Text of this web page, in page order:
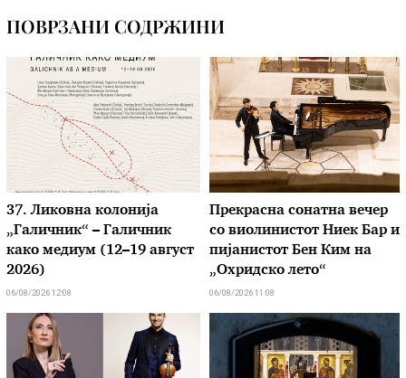
ПОВРЗАНИ СОДРЖИНИ
37. Ликовна колонија
„Галичник“ – Галичник
како медиум (12–19 август
2026)
06/08/2026 12:08
Прекрасна сонатна вечер
со виолинистот Ниек Бар и
пијанистот Бен Ким на
„Охридско лето“
06/08/2026 11:08